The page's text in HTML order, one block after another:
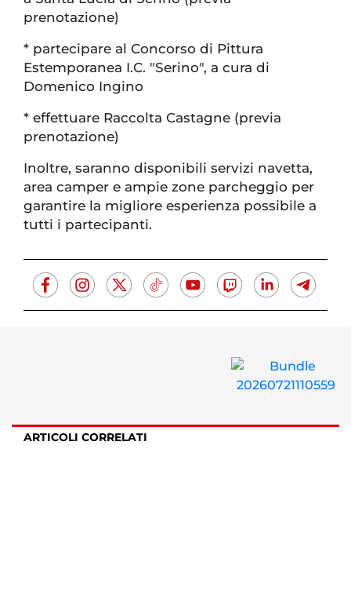
prenotazione)
* partecipare al Concorso di Pittura
Estemporanea I.C. "Serino", a cura di
Domenico Ingino
* effettuare Raccolta Castagne (previa
prenotazione)
Inoltre, saranno disponibili servizi navetta,
area camper e ampie zone parcheggio per
garantire la migliore esperienza possibile a
tutti i partecipanti.
ARTICOLI CORRELATI